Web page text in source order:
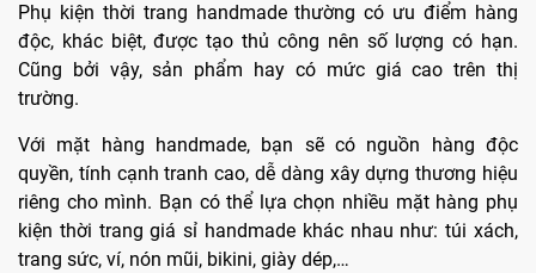
Phụ kiện thời trang handmade thường có ưu điểm hàng
độc, khác biệt, được tạo thủ công nên số lượng có hạn.
Cũng bởi vậy, sản phẩm hay có mức giá cao trên thị
trường.
Với mặt hàng handmade, bạn sẽ có nguồn hàng độc
quyền, tính cạnh tranh cao, dễ dàng xây dựng thương hiệu
riêng cho mình. Bạn có thể lựa chọn nhiều mặt hàng phụ
kiện thời trang giá sỉ handmade khác nhau như: túi xách,
trang sức, ví, nón mũi, bikini, giày dép,…